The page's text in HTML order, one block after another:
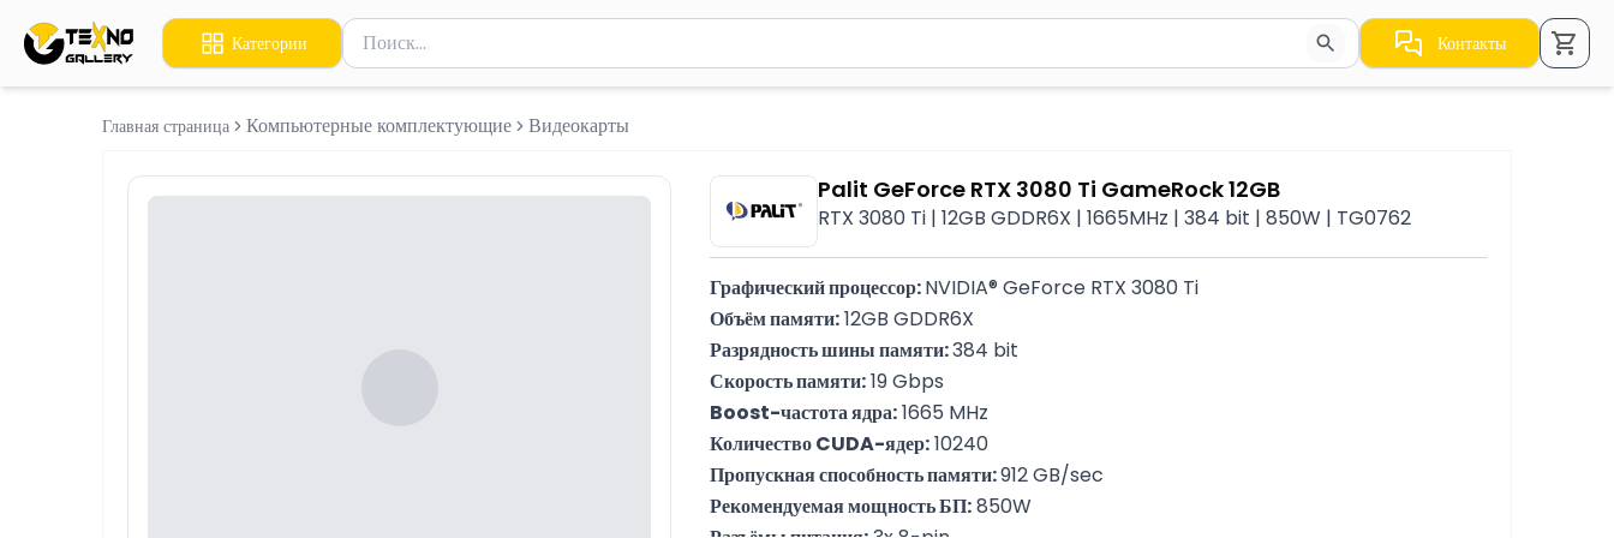
Категории
Поиск товаров
Введите минимум 2 символа для поиска. Нажмите Enter для отправки или используйте стрелки для навигации по результатам.
Контакты
Главная страница Компьютерные комплектующие Видеокарты
Palit GeForce RTX 3080 Ti GameRock 12GB
RTX 3080 Ti | 12GB GDDR6X | 1665MHz | 384 bit | 850W | TG0762
Графический процессор: NVIDIA® GeForce RTX 3080 Ti
Объём памяти: 12GB GDDR6X
Разрядность шины памяти: 384 bit
Скорость памяти: 19 Gbps
Boost-частота ядра: 1665 MHz
Количество CUDA-ядер: 10240
Пропускная способность памяти: 912 GB/sec
Рекомендуемая мощность БП: 850W